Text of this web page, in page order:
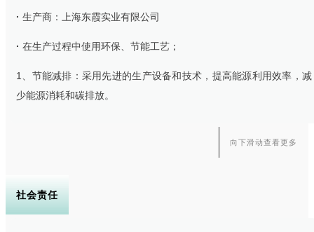
· 生产商：上海东霞实业有限公司
· 在生产过程中使用环保、节能工艺；
1、节能减排：采用先进的生产设备和技术，提高能源利用效率，减
少能源消耗和碳排放。
2、减少化学品使用：优化工艺，减少有害化学品的使用，降低废水
向下滑动查看更多
社会责任